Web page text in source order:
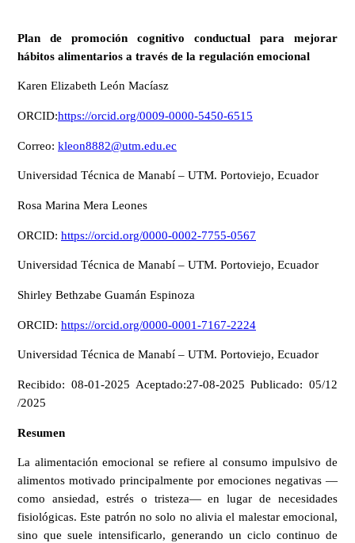
Plan de promoción cognitivo conductual para mejorar
hábitos alimentarios a través de la regulación emocional
Karen Elizabeth León Macíasz
ORCID:https://orcid.org/0009-0000-5450-6515
Correo: kleon8882@utm.edu.ec
Universidad Técnica de Manabí – UTM. Portoviejo, Ecuador
Rosa Marina Mera Leones
ORCID: https://orcid.org/0000-0002-7755-0567
Universidad Técnica de Manabí – UTM. Portoviejo, Ecuador
Shirley Bethzabe Guamán Espinoza
ORCID: https://orcid.org/0000-0001-7167-2224
Universidad Técnica de Manabí – UTM. Portoviejo, Ecuador
Recibido: 08-01-2025 Aceptado:27-08-2025 Publicado: 05/12
/2025
Resumen
La alimentación emocional se refiere al consumo impulsivo de
alimentos motivado principalmente por emociones negativas —
como ansiedad, estrés o tristeza— en lugar de necesidades
fisiológicas. Este patrón no solo no alivia el malestar emocional,
sino que suele intensificarlo, generando un ciclo continuo de